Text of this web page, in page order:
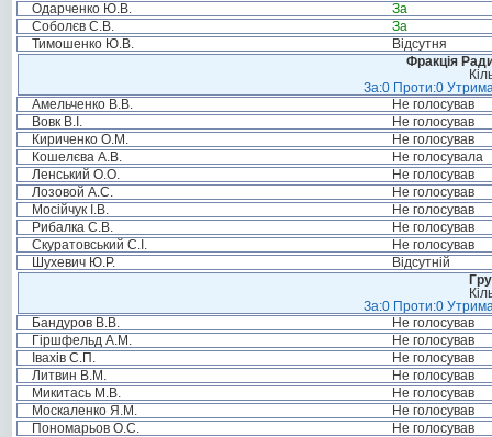
Одарченко Ю.В.
За
Соболєв С.В.
За
Тимошенко Ю.В.
Відсутня
Фракція
За:0 Проти:0
Амельченко В.В.
Не голосував
Вовк В.І.
Не голосував
Кириченко О.М.
Не голосував
Кошелєва А.В.
Не голосувала
Ленський О.О.
Не голосував
Лозовой А.С.
Не голосував
Мосійчук І.В.
Не голосував
Рибалка С.В.
Не голосував
Скуратовський С.І.
Не голосував
Шухевич Ю.Р.
Відсутній
За:0 Проти:0
Бандуров В.В.
Не голосував
Гіршфельд А.М.
Не голосував
Івахів С.П.
Не голосував
Литвин В.М.
Не голосував
Микитась М.В.
Не голосував
Москаленко Я.М.
Не голосував
Пономарьов О.С.
Не голосував